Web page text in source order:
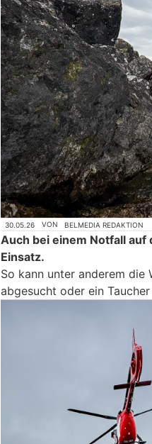
30.05.26 VON BELMEDIA REDAKTION
Auch bei einem Notfall auf
Einsatz.
So kann unter anderem die
abgesucht oder ein